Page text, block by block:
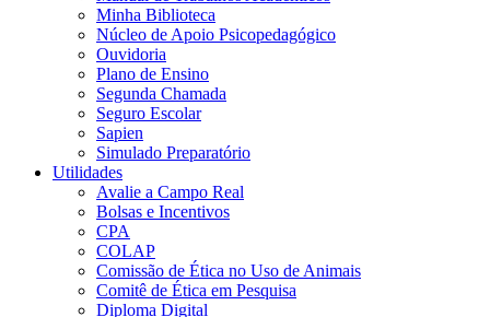
Minha Biblioteca
Núcleo de Apoio Psicopedagógico
Ouvidoria
Plano de Ensino
Segunda Chamada
Seguro Escolar
Sapien
Simulado Preparatório
Utilidades
Avalie a Campo Real
Bolsas e Incentivos
CPA
COLAP
Comissão de Ética no Uso de Animais
Comitê de Ética em Pesquisa
Diploma Digital